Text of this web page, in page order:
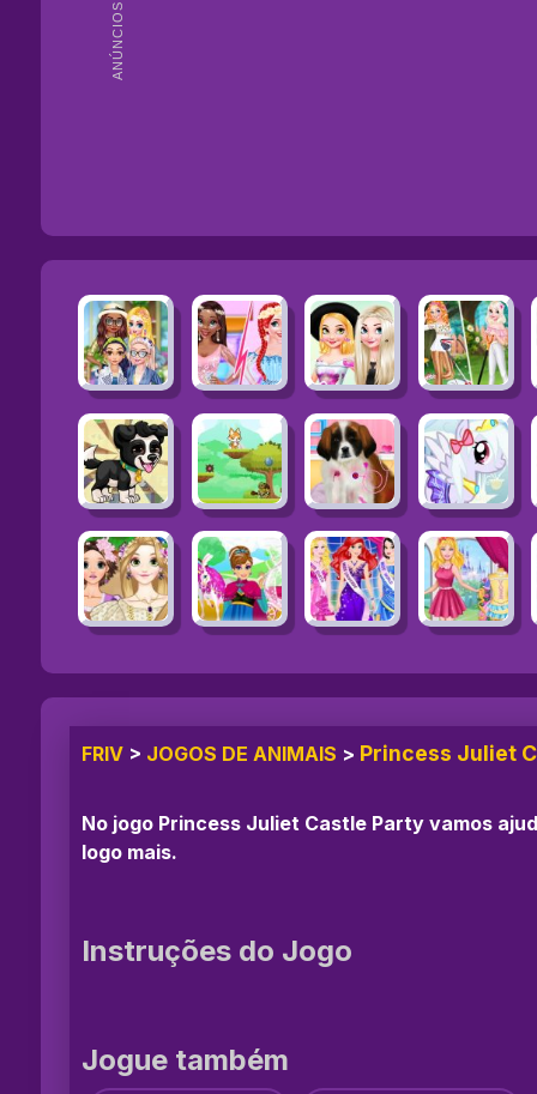
ANÚNCIOS
FRIV > JOGOS DE ANIMAIS > Princess Juliet
No jogo Princess Juliet Castle Party vamos
logo mais.
Instruções do Jogo
Jogue também